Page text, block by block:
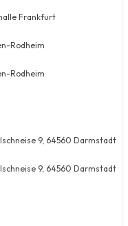
Frankfurt
Rodheim
Rodheim
9, 64560 Darmstadt
9, 64560 Darmstadt